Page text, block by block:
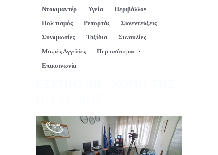
Ντοκιμαντέρ
Υγεία
Περιβάλλον
Πολιτισμός
Ρεπορτάζ
Συνεντεύξεις
Συνομωσίες
Ταξίδια
Συναυλίες
Μικρές Αγγελίες
Περισσότερα:
Επικοινωνία